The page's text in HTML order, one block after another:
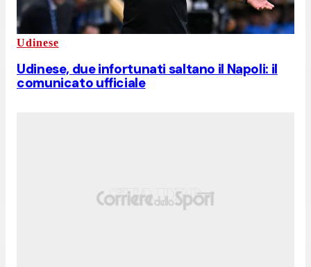
Udinese
Udinese, due infortunati saltano il Napoli: il
comunicato ufficiale